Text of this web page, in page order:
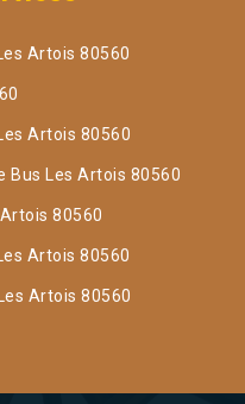
Artois 80560
Artois 80560
Bus Les Artois 80560
80560
Artois 80560
Artois 80560